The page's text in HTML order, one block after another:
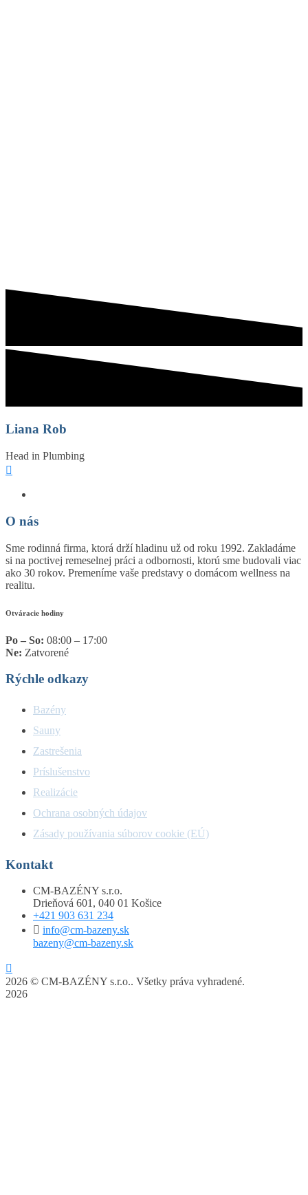
Liana Rob
Head in Plumbing
O nás
Sme rodinná firma, ktorá drží hladinu už od roku 1992. Zakladáme
si na poctivej remeselnej práci a odbornosti, ktorú sme budovali viac
ako 30 rokov. Premeníme vaše predstavy o domácom wellness na
realitu.
Otváracie hodiny
Po – So: 08:00 – 17:00
Ne: Zatvorené
Rýchle odkazy
Bazény
Sauny
Zastrešenia
Príslušenstvo
Realizácie
Ochrana osobných údajov
Zásady používania súborov cookie (EÚ)
Kontakt
CM-BAZÉNY s.r.o.
Drieňová 601, 040 01 Košice
+421 903 631 234
info@cm-bazeny.sk
bazeny@cm-bazeny.sk
2026 © CM-BAZÉNY s.r.o.. Všetky práva vyhradené.
2026